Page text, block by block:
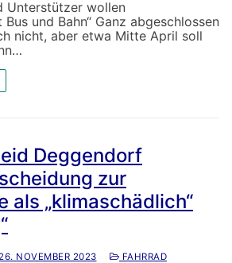
Unterstützer wollen
Bus und Bahn“ Ganz abgeschlossen
nicht, aber etwa Mitte April soll
Deggendorf
zur
als „klimaschädlich“
26. NOVEMBER 2023
FAHRRAD